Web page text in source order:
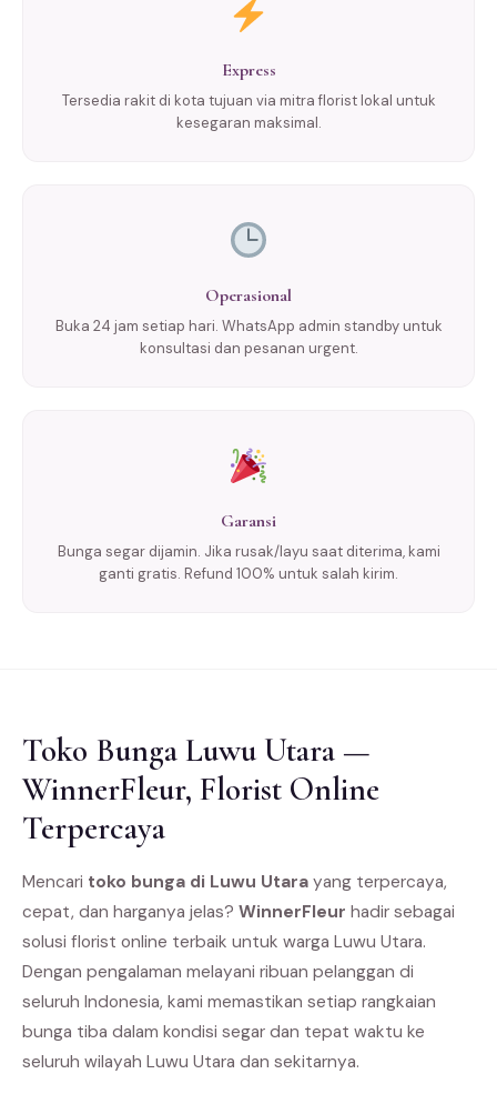
Express
Tersedia rakit di kota tujuan via mitra florist lokal untuk
kesegaran maksimal.
Operasional
Buka 24 jam setiap hari. WhatsApp admin standby untuk
konsultasi dan pesanan urgent.
Garansi
Bunga segar dijamin. Jika rusak/layu saat diterima, kami
ganti gratis. Refund 100% untuk salah kirim.
Toko Bunga Luwu Utara —
WinnerFleur, Florist Online
Terpercaya
Mencari toko bunga di Luwu Utara yang terpercaya,
cepat, dan harganya jelas? WinnerFleur hadir sebagai
solusi florist online terbaik untuk warga Luwu Utara.
Dengan pengalaman melayani ribuan pelanggan di
seluruh Indonesia, kami memastikan setiap rangkaian
bunga tiba dalam kondisi segar dan tepat waktu ke
seluruh wilayah Luwu Utara dan sekitarnya.